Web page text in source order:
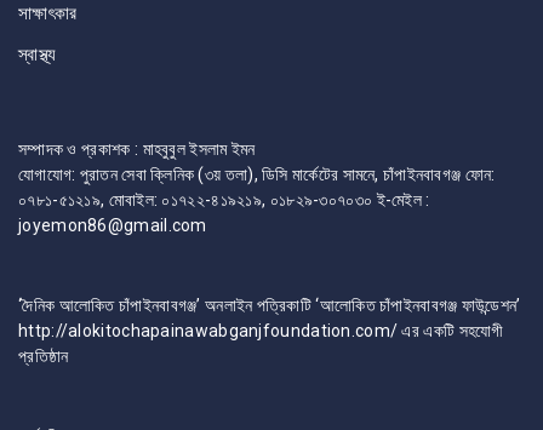
সাক্ষাৎকার
স্বাস্থ্য
সম্পাদক ও প্রকাশক : মাহবুবুল ইসলাম ইমন
যোগাযোগ: পুরাতন সেবা ক্লিনিক (৩য় তলা), ডিসি মার্কেটের সামনে, চাঁপাইনবাবগঞ্জ ফোন:
০৭৮১-৫১২১৯, মোবাইল: ০১৭২২-৪১৯২১৯, ০১৮২৯-৩০৭০৩০ ই-মেইল :
joyemon86@gmail.com
‘দৈনিক আলোকিত চাঁপাইনবাবগঞ্জ’ অনলাইন পত্রিকাটি ‘আলোকিত চাঁপাইনবাবগঞ্জ ফাউন্ডেশন’
http://alokitochapainawabganjfoundation.com/ এর একটি সহযোগী
প্রতিষ্ঠান